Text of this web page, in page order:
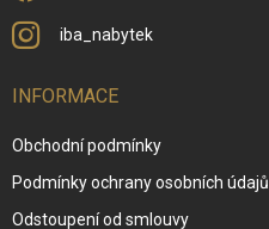
iba_nabytek
INFORMACE
Obchodní podmínky
Podmínky ochrany osobních údajů
Odstoupení od smlouvy